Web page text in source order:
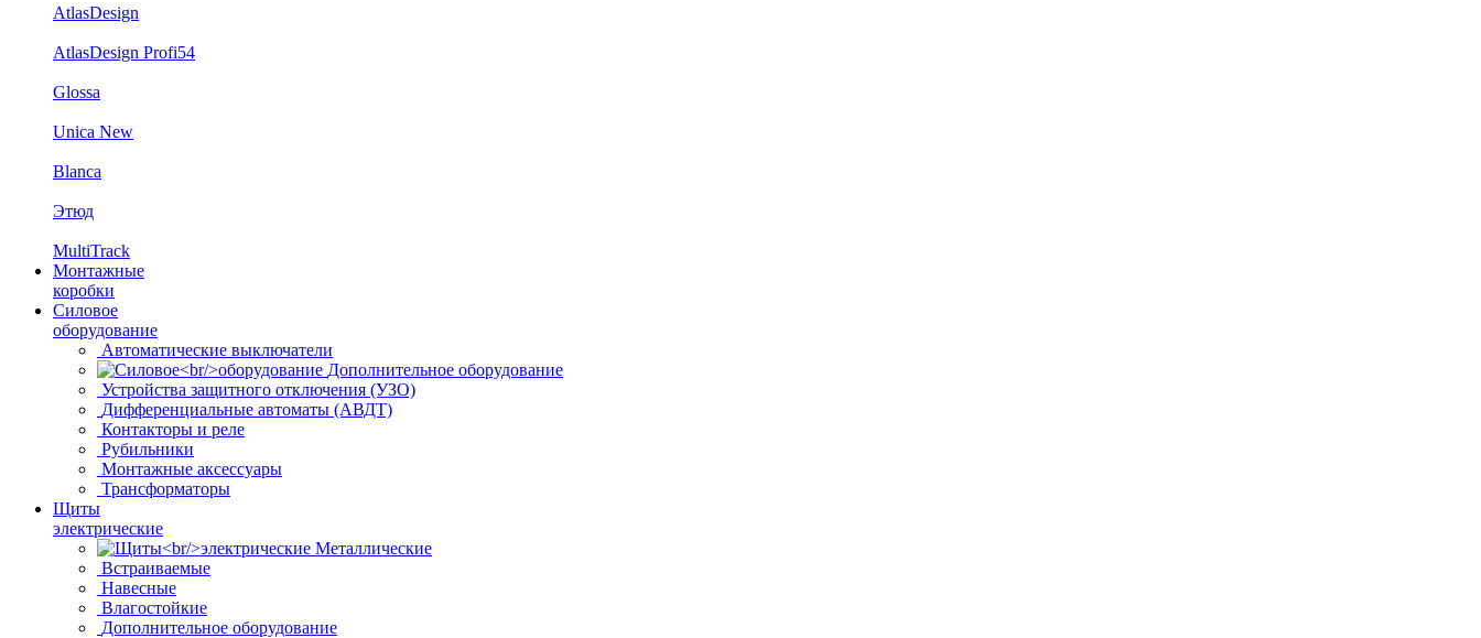
AtlasDesign
AtlasDesign Profi54
Glossa
Unica New
Blanca
Этюд
MultiTrack
Монтажные
коробки
Силовое
оборудование
Автоматические выключатели
Дополнительное оборудование
Устройства защитного отключения (УЗО)
Дифференциальные автоматы (АВДТ)
Контакторы и реле
Рубильники
Монтажные аксессуары
Трансформаторы
Щиты
электрические
Металлические
Встраиваемые
Навесные
Влагостойкие
Дополнительное оборудование